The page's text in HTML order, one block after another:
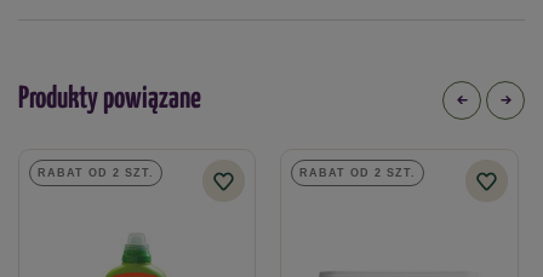
Typ nawozu
Produkty powiązane
RABAT OD 2 SZT. RABAT OD 2 SZT.